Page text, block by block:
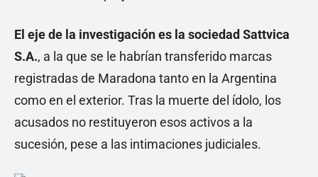
El eje de la investigación es la sociedadSattvica
S.A., a la que se le habrían transferido marcas
registradas de Maradona tanto en la Argentina
como en el exterior. Tras la muerte del ídolo, los
acusados no restituyeron esos activos a la
sucesión, pese a las intimaciones judiciales.